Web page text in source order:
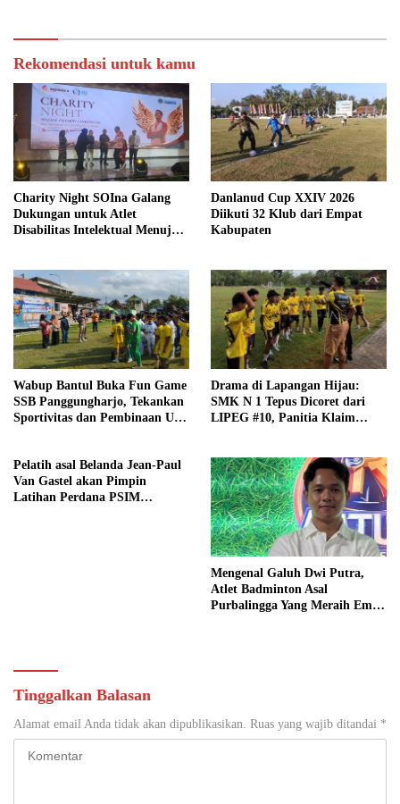
Rekomendasi untuk kamu
Charity Night SOIna Galang
Dukungan untuk Atlet
Disabilitas Intelektual Menuju
Danlanud Cup XXIV 2026
Diikuti 32 Klub dari Empat
Kabupaten
Wabup Bantul Buka Fun Game
SSB Panggungharjo, Tekankan
Sportivitas dan Pembinaan Usia
Drama di Lapangan Hijau:
SMK N 1 Tepus Dicoret dari
LIPEG #10, Panitia Klaim
Pelatih asal Belanda Jean-Paul
Van Gastel akan Pimpin
Latihan Perdana PSIM
Mengenal Galuh Dwi Putra,
Atlet Badminton Asal
Purbalingga Yang Meraih Emas
Tinggalkan Balasan
Alamat email Anda tidak akan dipublikasikan. Ruas yang wajib ditandai *